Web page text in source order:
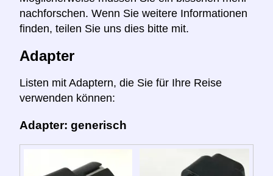
nachforschen. Wenn Sie weitere Informationen
finden, teilen Sie uns dies bitte mit.
Adapter
Listen mit Adaptern, die Sie für Ihre Reise
verwenden können:
Adapter: generisch